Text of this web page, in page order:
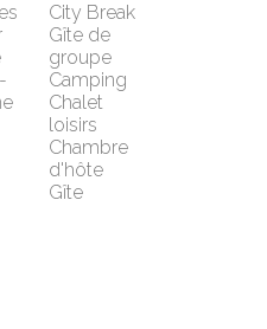
City Break
Gîte de
groupe
Camping
Chalet
loisirs
Chambre
d'hôte
Gîte